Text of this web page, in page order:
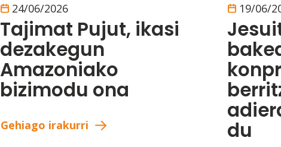
24/06/2026
Tajimat Pujut, ikasi
dezakegun
Amazoniako
bizimodu ona
Gehiago irakurri
19/06/
du